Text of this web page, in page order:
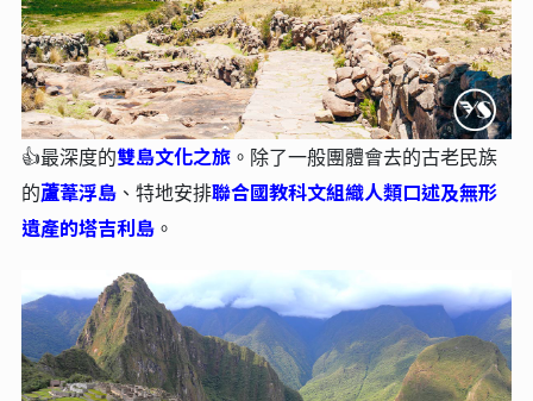
👍最深度的雙島文化之旅。 除了一般團體會去的古老民族
的蘆葦浮島、特地安排聯合國教科文組織人類口述及無形
遺產的塔吉利島。